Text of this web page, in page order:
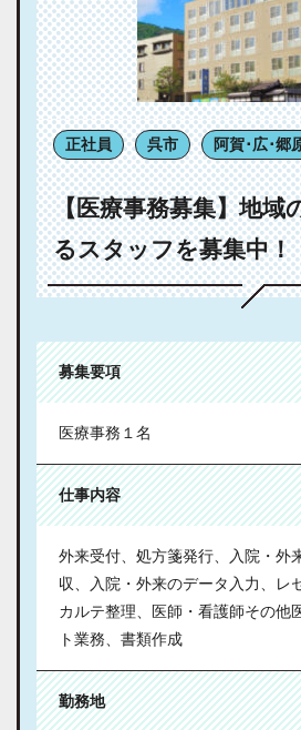
正社員 呉市 阿賀･広･郷
【医療事務募集】地域
るスタッフを募集中！
募集要項
医療事務１名
仕事内容
外来受付、処方箋発行、入院・外
収、入院・外来のデータ入力、レ
カルテ整理、医師・看護師その他
ト業務、書類作成
勤務地